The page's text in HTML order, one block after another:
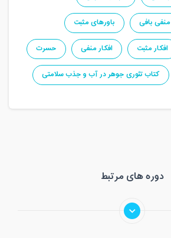
منفی بافی
باورهای مثبت
افکار مثبت افکار منفی
حسرت
کتاب تئوری جوهر در آب و جذب سلامتی
دوره های مرتبط